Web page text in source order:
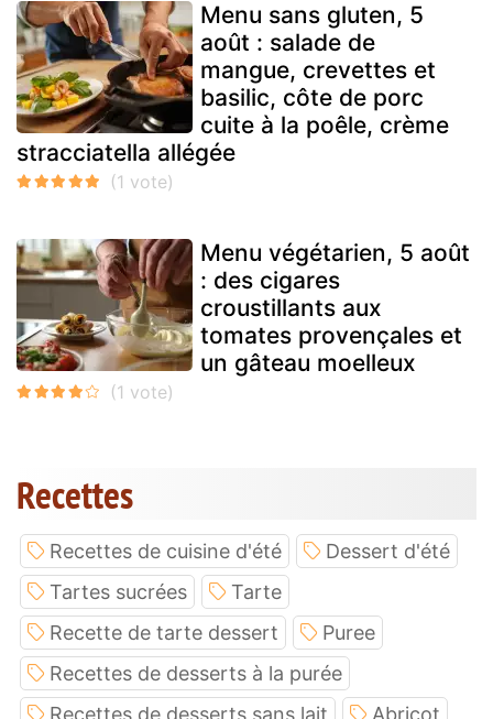
Menu sans gluten, 5
août : salade de
mangue, crevettes et
basilic, côte de porc
cuite à la poêle, crème
stracciatella allégée
Menu végétarien, 5 août
: des cigares
croustillants aux
tomates provençales et
un gâteau moelleux
Recettes
Recettes de cuisine d'été
Dessert d'été
Tartes sucrées
Tarte
Recette de tarte dessert
Puree
Recettes de desserts à la purée